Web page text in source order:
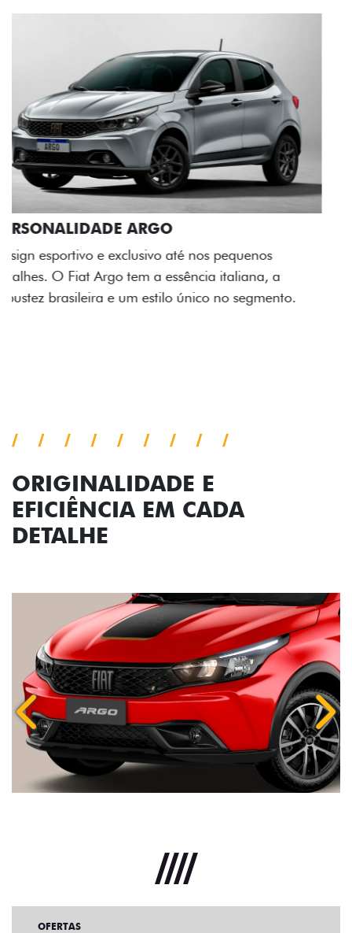
ACABAMENTO E DESIGN INTERNO
A flag italiana e o novo logo Fiat também aparecem
no interior do carro, que possui acabamento
impecável e detalhes escurecidos.
ORIGINALIDADE E
EFICIÊNCIA EM CADA
DETALHE
Anterior
OFERTAS